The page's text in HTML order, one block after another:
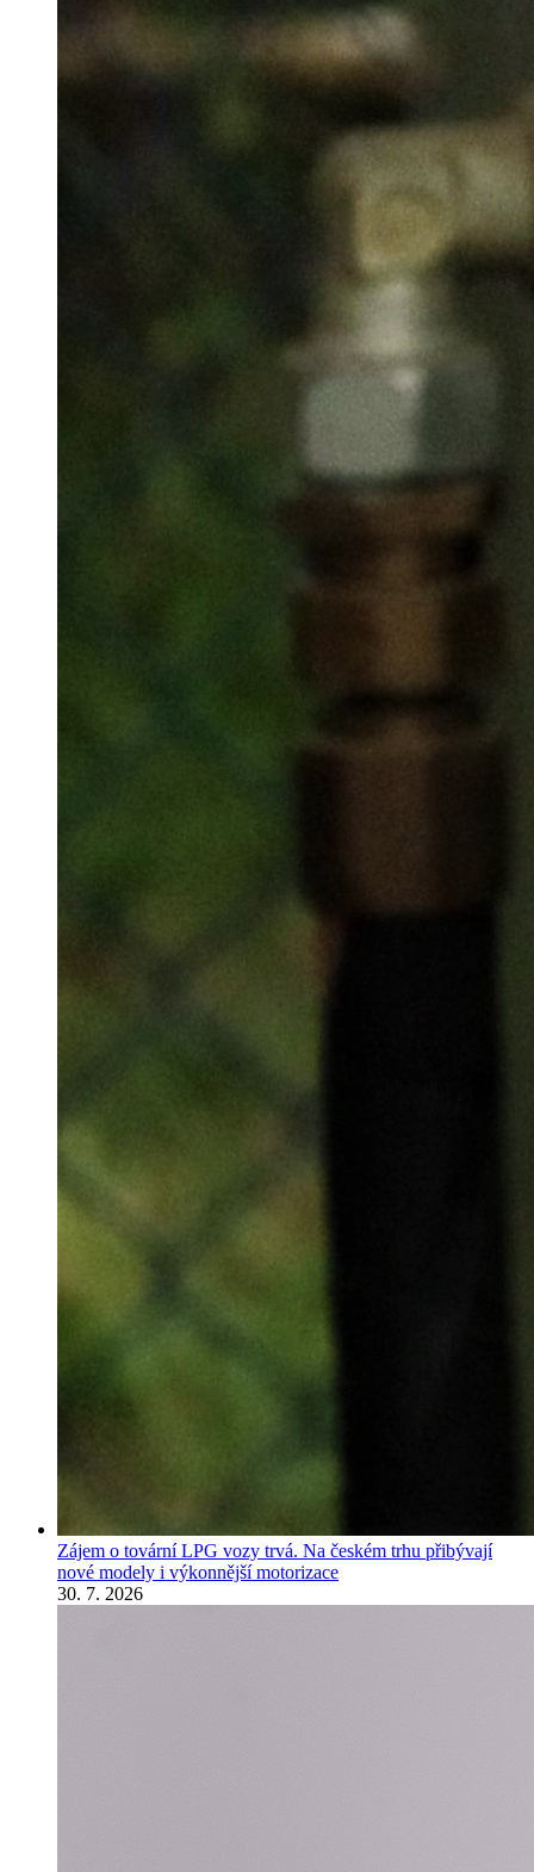
Zájem o tovární LPG vozy trvá. Na českém trhu přibývají
nové modely i výkonnější motorizace
30. 7. 2026